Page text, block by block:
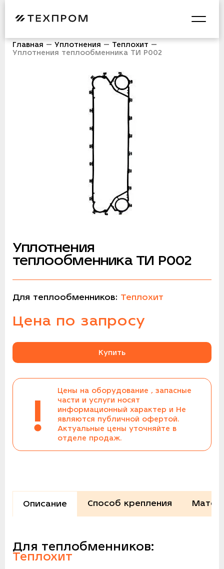
Главная Уплотнения
Теплохит
Уплотнения теплообменника ТИ P002
Уплотнения
теплообменника ТИ P002
Для теплообменников: Теплохит
Цена по запросу
Купить
!
Цены на оборудование , запасные
части и услуги носят
информационный характер и Не
являются публичной офертой.
Актуальные цены уточняйте в
отделе продаж.
Описание Способ крепления
Для теплобменников:
Теплохит